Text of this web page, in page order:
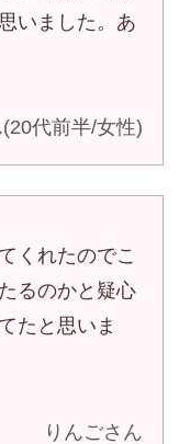
いました。あ
代前半/女性)
くれたのでこ
るのかと疑心
たと思いま
りんごさん